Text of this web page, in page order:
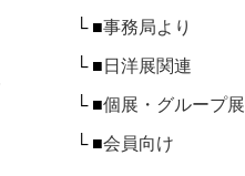
└ ■事務局より
└ ■ 日洋展関連
└ ■個展・グループ展
└ ■会員向け